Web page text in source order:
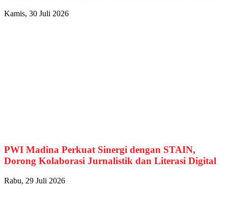
Kamis, 30 Juli 2026
PWI Madina Perkuat Sinergi dengan STAIN,
Dorong Kolaborasi Jurnalistik dan Literasi Digital
Rabu, 29 Juli 2026